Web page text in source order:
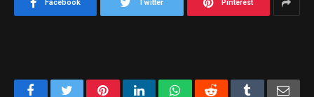
Facebook Twitter Pinterest
FacebookTwitterPinterestLinkedInWhatsAppReddit Tumblr